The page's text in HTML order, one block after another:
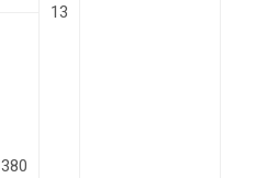
13
380